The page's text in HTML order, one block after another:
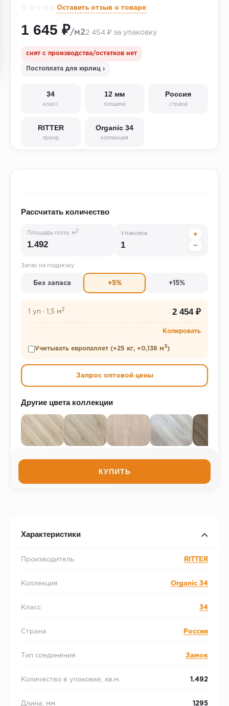
☆☆☆☆☆ Оставить отзыв о товаре
1 645 ₽/м22 454 ₽ за упаковку
снят с производства/остатков нет
Постоплата для юрлиц ›
34
класс
12 мм
толщина
Россия
страна
RITTER
бренд
Organic 34
коллекция
Рассчитать количество
Площадь пола, м 2
Упаковок
+
−
Запас на подрезку
Без запаса +5% +15%
1 уп · 1,5 м 2 2 454 ₽
Копировать
Учитывать европаллет (+25 кг, +0,138 м3)
Запрос оптовой цены
Другие цвета коллекции
КУПИТЬ
Характеристики
Производитель RITTER
Коллекция Organic 34
Класс 34
Страна Россия
Тип соединения Замок
Количество в упаковке, кв.м. 1.492
Длина, мм 1295